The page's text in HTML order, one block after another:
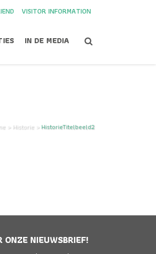
VISITOR INFORMATION
IN DE MEDIA
> Historie >HistorieTitelbeeld2
ONZE NIEUWSBRIEF!